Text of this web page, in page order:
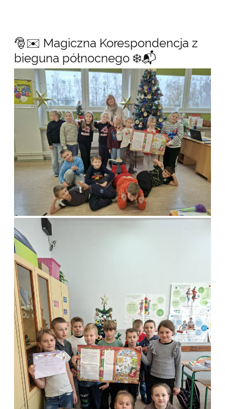
🎅✉️ Magiczna Korespondencja z
bieguna północnego ❄️📬